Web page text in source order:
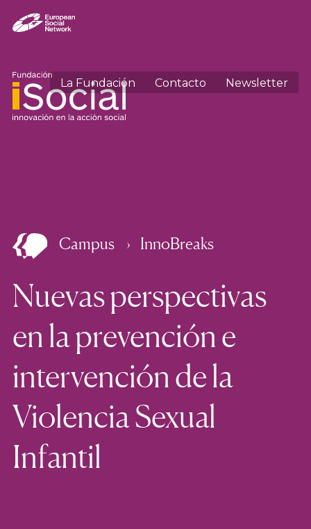
La Fundación Contacto Newsletter
Campus InnoBreaks
Nuevas perspectivas
en la prevención e
intervención de la
Violencia Sexual
Infantil